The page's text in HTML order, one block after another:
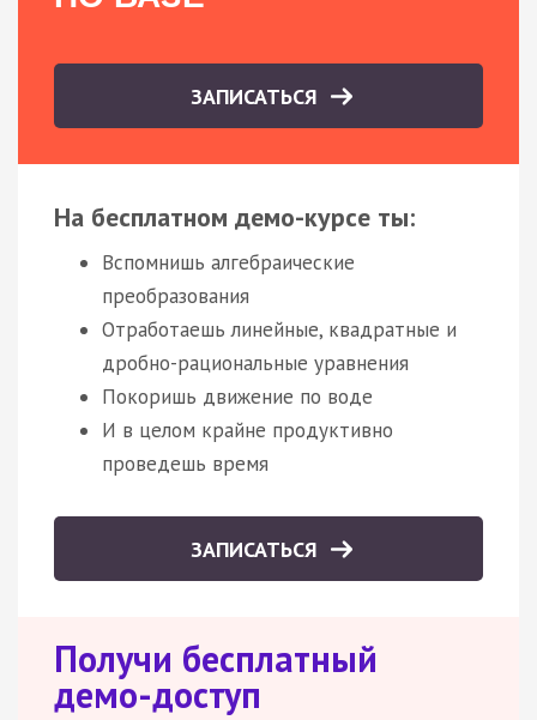
ЗАПИСАТЬСЯ
На бесплатном демо-курсе ты:
Вспомнишь алгебраические
преобразования
Отработаешь линейные, квадратные и
дробно-рациональные уравнения
Покоришь движение по воде
И в целом крайне продуктивно
проведешь время
ЗАПИСАТЬСЯ
Получи бесплатный
демо-доступ